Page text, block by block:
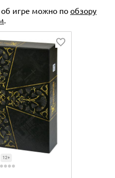
об игре можно по обзору
12+